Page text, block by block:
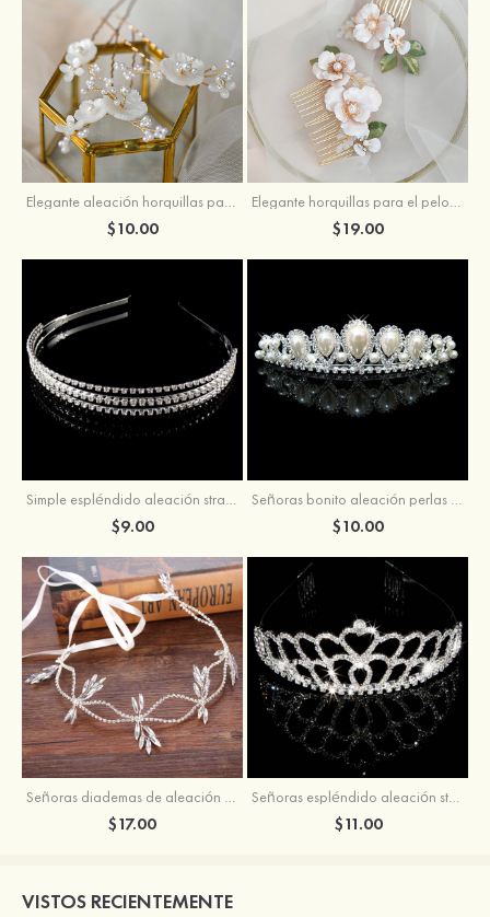
Elegante aleación horquillas para el pelo con perla
$10.00
Elegante horquillas para el pelo con perla
$19.00
Simple espléndido aleación strass diademas
$9.00
Señoras bonito aleación perlas strass peines y pasadores
$10.00
Señoras diademas de aleación con strass
$17.00
Señoras espléndido aleación strass peines y pasadores
$11.00
VISTOS RECIENTEMENTE